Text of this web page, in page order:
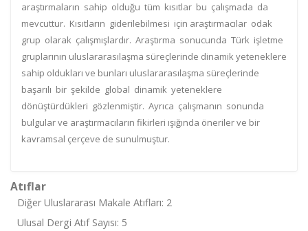
araştırmaların sahip olduğu tüm kısıtlar bu çalışmada da
mevcuttur. Kısıtların giderilebilmesi için araştırmacılar odak
grup olarak çalışmışlardır. Araştırma sonucunda Türk işletme
gruplarının uluslararasılaşma süreçlerinde dinamik yeteneklere
sahip oldukları ve bunları uluslararasılaşma süreçlerinde
başarılı bir şekilde global dinamik yeteneklere
dönüştürdükleri gözlenmiştir. Ayrıca çalışmanın sonunda
bulgular ve araştırmacıların fikirleri ışığında öneriler ve bir
kavramsal çerçeve de sunulmuştur.
Atıflar
Diğer Uluslararası Makale Atıfları: 2
Ulusal Dergi Atıf Sayısı: 5